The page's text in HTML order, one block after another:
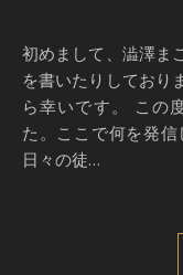
初めまして、澁澤まことと申します。主に歌を歌ったり小説
を書いたりしており
ら幸いです。 この
た。ここで何を発
日々の徒…